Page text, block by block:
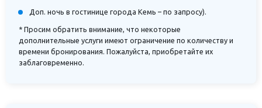
Доп. ночь в гостинице города Кемь – по запросу).
* Просим обратить внимание, что некоторые
дополнительные услуги имеют ограничение по количеству и
времени бронирования. Пожалуйста, приобретайте их
заблаговременно.